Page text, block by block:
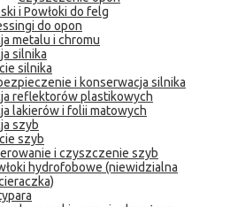
i Powłoki do felg
do opon
metalu i chromu
silnika
silnika
i konserwacja silnika
reflektorów plastikowych
lakierów i folii matowych
szyb
szyb
i czyszczenie szyb
hydrofobowe (niewidzialna